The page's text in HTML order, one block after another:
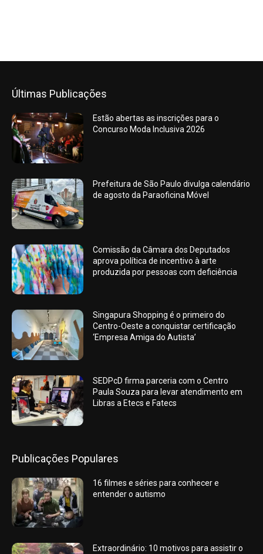
Últimas Publicações
Estão abertas as inscrições para o
Concurso Moda Inclusiva 2026
Prefeitura de São Paulo divulga calendário
de agosto da Paraoficina Móvel
Comissão da Câmara dos Deputados
aprova política de incentivo à arte
produzida por pessoas com deficiência
Singapura Shopping é o primeiro do
Centro-Oeste a conquistar certificação
‘Empresa Amiga do Autista’
SEDPcD firma parceria com o Centro
Paula Souza para levar atendimento em
Libras a Etecs e Fatecs
Publicações Populares
16 filmes e séries para conhecer e
entender o autismo
Extraordinário: 10 motivos para assistir o